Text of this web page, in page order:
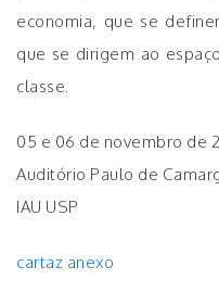
economia, que se
que se dirigem ao
classe.
05 e 06 de novembro de
Auditório Paulo de
IAU USP
cartaz anexo